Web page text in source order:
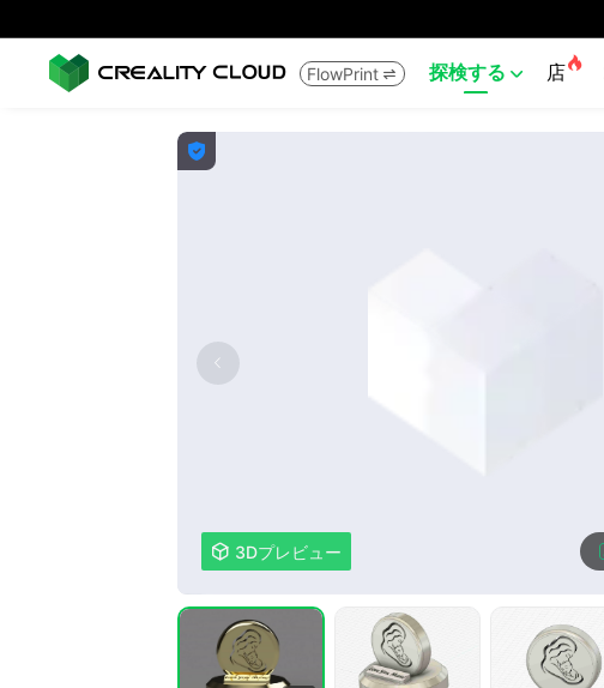
FlowPrint  探検する  店

 3Dプレビュー